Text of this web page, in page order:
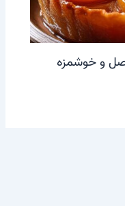
و خوشمزه